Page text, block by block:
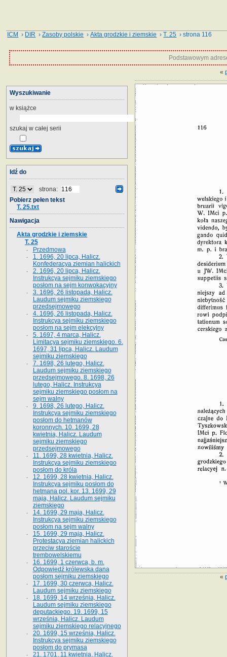
ICM › DIR ›Zasoby polskie ›Akta grodzkie i ziemskie ›T. 25 › strona 116
Podstawowym
«
«
Wyszukiwanie
w książce
szukaj w całej serii
Idź do
strona:
Pobierz pełen tekst
T. 25.txt
Nawigacja
Akta grodzkie i ziemskie
T. 25
Przedmowa
1. 1696, 20 lipca, Halicz.
Konfederacya ziemian halickich
2. 1696, 20 lipca, Halicz.
Instrukcya sejmiku ziemskiego
posłom na sejm konwokacyjny
3. 1696, 26 listopada, Halicz.
Laudum sejmiku ziemskiego
przedsejmowego
4. 1696, 26 listopada, Halicz.
Instrukcya sejmiku ziemskiego
posłom na sejm elekcyjny
5. 1697, 4 marca, Halicz.
Limitacya sejmiku ziemskiego. 6.
1697, 31 lipca, Halicz. Laudum
sejmiku ziemskiego
7. 1698, 26 lutego, Halicz.
Laudum sejmiku ziemskiego
przedsejmowego. 8. 1698, 26
lutego, Halicz. Instrukcya
sejmiku ziemskiego posłom na
sejm walny
9. 1698, 26 lutego, Halicz.
Instrukcya sejmiku ziemskiego
posłom do hetmanów
koronnych. 10. 1699, 28
kwietnia, Halicz. Laudum
sejmiku ziemskiego
przedsejmowego
11. 1699, 28 kwietnia, Halicz.
Instrukcya sejmiku ziemskiego
posłom do króla
12. 1699, 28 kwietnia, Halicz.
Instrukcya sejmiku posłom do
hetmana pol. kor. 13. 1699, 29
maja, Halicz. Laudum sejmiku
ziemskiego
14. 1699, 29 maja, Halicz.
Instrukcya sejmiku ziemskiego
posłom na sejm walny
15. 1699, 29 maja, Halicz.
Protestacya ziemian halickich
przeciw staroście
trembowelskiemu
16. 1699, 1 czerwca, b. m.
Odpowiedź królewska dana
posłom sejmiku ziemskiego
17. 1699, 30 czerwca, Halicz.
Laudum sejmiku ziemskiego
18. 1699, 14 września, Halicz.
Laudum sejmiku ziemskiego
deputackiego. 19. 1699, 15
września, Halicz. Laudum
sejmiku ziemskiego relacyjnego
20. 1699, 15 września, Halicz.
Instrukcya sejmiku ziemskiego
posłom do prymasa
21. 1701, 11 kwietnia, Halicz.